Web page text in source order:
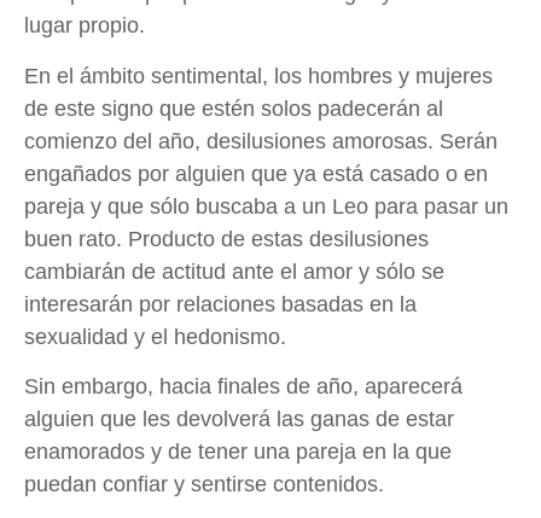
lugar propio.
En el ámbito sentimental, los hombres y mujeres
de este signo que estén solos padecerán al
comienzo del año, desilusiones amorosas. Serán
engañados por alguien que ya está casado o en
pareja y que sólo buscaba a un Leo para pasar un
buen rato. Producto de estas desilusiones
cambiarán de actitud ante el amor y sólo se
interesarán por relaciones basadas en la
sexualidad y el hedonismo.
Sin embargo, hacia finales de año, aparecerá
alguien que les devolverá las ganas de estar
enamorados y de tener una pareja en la que
puedan confiar y sentirse contenidos.